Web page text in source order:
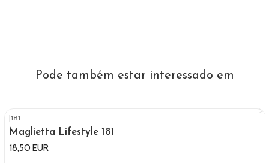
Pode também estar interessado em
|181
Maglietta Lifestyle 181
18,50 EUR